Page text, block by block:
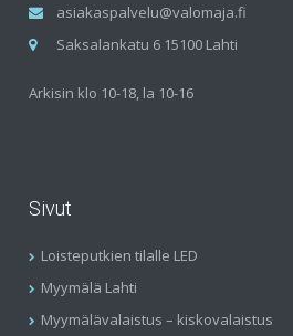
asiakaspalvelu@valomaja.fi
Saksalankatu 6 15100 Lahti
Arkisin klo 10-18, la 10-16
Sivut
Loisteputkien tilalle LED
Myymälä Lahti
Myymälävalaistus – kiskovalaistus